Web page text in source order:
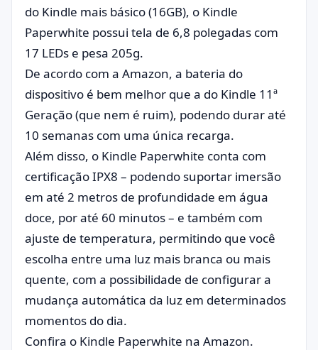
do Kindle mais básico (16GB), o Kindle
Paperwhite possui tela de 6,8 polegadas com
17 LEDs e pesa 205g.
De acordo com a Amazon, a bateria do
dispositivo é bem melhor que a do Kindle 11ª
Geração (que nem é ruim), podendo durar até
10 semanas com uma única recarga.
Além disso, o Kindle Paperwhite conta com
certificação IPX8 – podendo suportar imersão
em até 2 metros de profundidade em água
doce, por até 60 minutos – e também com
ajuste de temperatura, permitindo que você
escolha entre uma luz mais branca ou mais
quente, com a possibilidade de configurar a
mudança automática da luz em determinados
momentos do dia.
Confira o Kindle Paperwhite na Amazon.